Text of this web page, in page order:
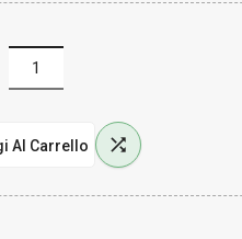
Al Carrello 